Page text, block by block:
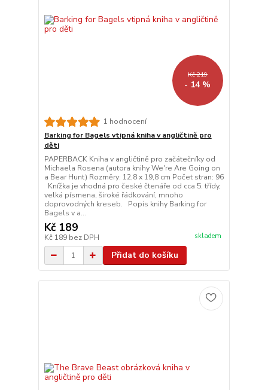
Kč 219
- 14 %
1 hodnocení
Barking for Bagels vtipná kniha v angličtině pro
děti
PAPERBACK Kniha v angličtině pro začátečníky od
Michaela Rosena (autora knihy We're Are Going on
a Bear Hunt) Rozměry: 12,8 x 19,8 cm Počet stran: 96
Knížka je vhodná pro české čtenáře od cca 5. třídy,
velká písmena, široké řádkování, mnoho
doprovodných kreseb. Popis knihy Barking for
Bagels v a...
Kč 189
Kč 189 bez DPH skladem
Přidat do košíku